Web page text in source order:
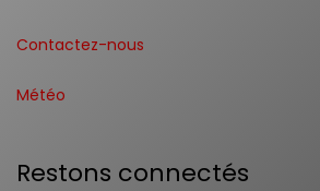
Contactez-nous
Météo
Restons connectés